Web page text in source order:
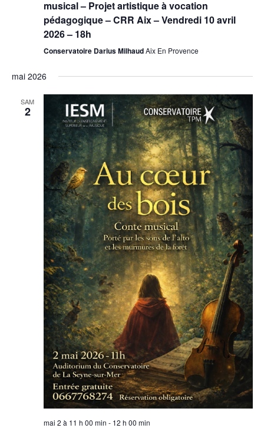
musical – Projet artistique à vocation
pédagogique – CRR Aix – Vendredi 10 avril
2026 – 18h
Conservatoire Darius MilhaudAix En Provence
mai 2026
SAM
2
mai 2 à 11 h 00 min - 12 h 00 min